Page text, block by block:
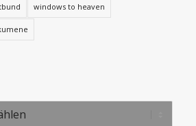
windows to heaven